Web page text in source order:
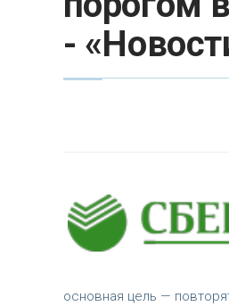
-
основная цель —